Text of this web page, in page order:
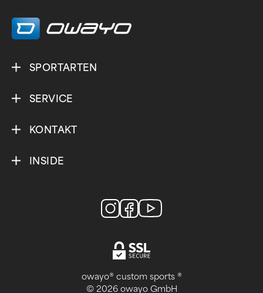
SPORTARTEN
SERVICE
KONTAKT
INSIDE
owayo® custom sports ®
© 2026 owayo GmbH